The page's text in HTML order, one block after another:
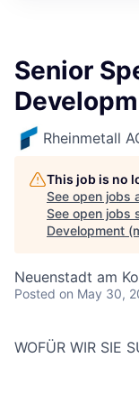
Senior
Rheinmetall
This job is no
See open jobs
See open jobs
Development
Neuenstadt am
Posted on May 30,
WOFÜR WIR SIE